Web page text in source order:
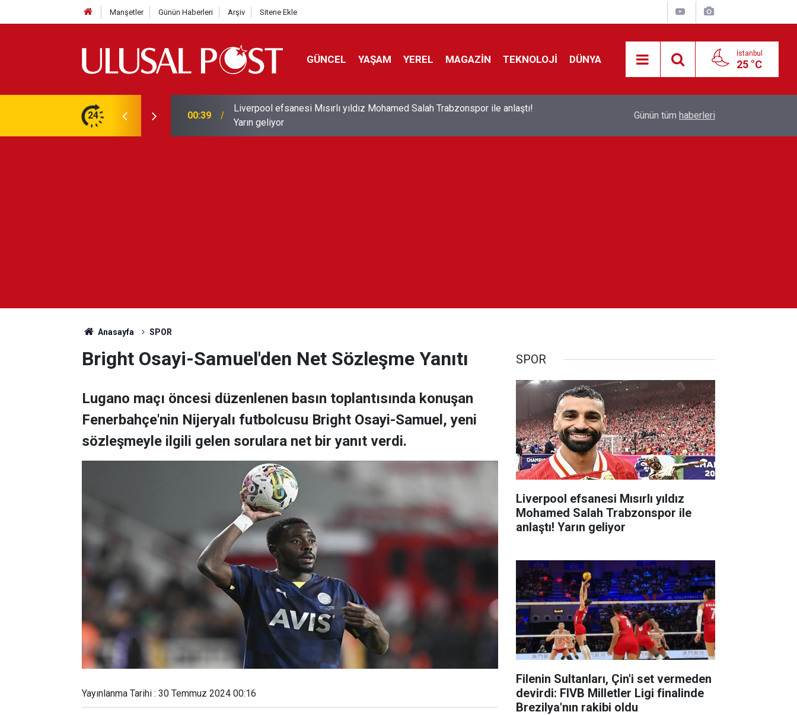
Manşetler Günün Haberleri Arşiv Sitene Ekle
GÜNCEL YAŞAM YEREL MAGAZİN TEKNOLOJİ DÜNYA İstanbul
25 °C
24 00:39
Liverpool efsanesi Mısırlı yıldız Mohamed Salah Trabzonspor ile anlaştı!
Yarın geliyor
Feridun Düzağaç sahnelere ara verdi: ''En az
Günün tüm haberleri
Anasayfa SPOR
Bright Osayi-Samuel'den Net Sözleşme Yanıtı
Lugano maçı öncesi düzenlenen basın toplantısında konuşan
Fenerbahçe'nin Nijeryalı futbolcusu Bright Osayi-Samuel, yeni
sözleşmeyle ilgili gelen sorulara net bir yanıt verdi.
Yayınlanma Tarihi : 30 Temmuz 2024 00:16
SPOR
Liverpool efsanesi Mısırlı yıldız
Mohamed Salah Trabzonspor ile
anlaştı! Yarın geliyor
Filenin Sultanları, Çin'i set vermeden
devirdi: FIVB Milletler Ligi finalinde
Brezilya'nın rakibi oldu